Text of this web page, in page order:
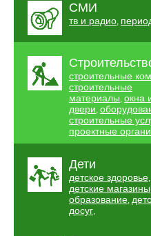
СМИ
тв и радио,
строительные
строительные
материалы, окна
двери,
строительные
проектные
Дети
детское здоровье,
детские магазины
образование,
досуг,